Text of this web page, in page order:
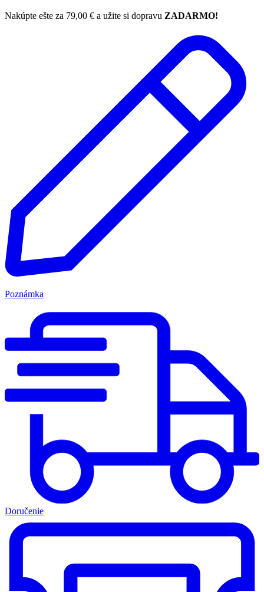
Nakúpte ešte za 79,00 € a užite si dopravu ZADARMO!
Poznámka
Doručenie